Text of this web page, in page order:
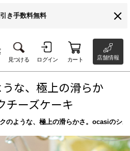
き手数料無料
見つける ログイン カート 店舗情報
な、極上の滑らか
チーズケーキ
のような、極上の滑らかさ。ocasiのシ